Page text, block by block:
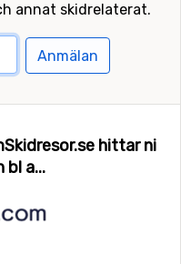
annat skidrelaterat.
Anmälan
hittar ni
a...